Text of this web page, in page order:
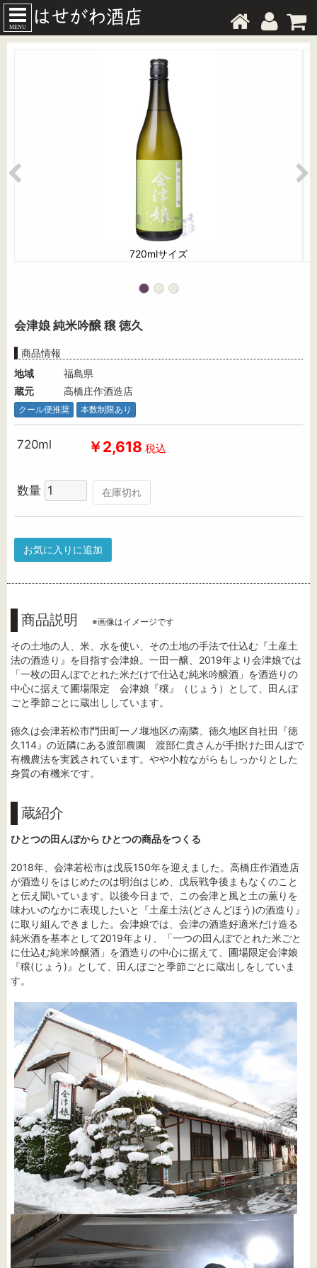
MENU
720mlサイズ
会津娘 純米吟醸 穣 徳久
商品情報
地域
福島県
蔵元
高橋庄作酒造店
クール便推奨 本数制限あり
720ml ￥2,618 税込
数量 在庫切れ
お気に入りに追加
商品説明 ※画像はイメージです
その土地の人、米、水を使い、その土地の手法で仕込む『土産土
法の酒造り』を目指す会津娘。一田一醸、2019年より会津娘では
「一枚の田んぼでとれた米だけで仕込む純米吟醸酒」を酒造りの
中心に据えて圃場限定 会津娘『穣』（じょう）として、田んぼ
ごと季節ごとに蔵出ししています。
徳久は会津若松市門田町一ノ堰地区の南隣、徳久地区自社田『徳
久114』の近隣にある渡部農園 渡部仁貴さんが手掛けた田んぼで
有機農法を実践されています。やや小粒ながらもしっかりとした
身質の有機米です。
蔵紹介
ひとつの田んぼから ひとつの商品をつくる
2018年、会津若松市は戊辰150年を迎えました。高橋庄作酒造店
が酒造りをはじめたのは明治はじめ、戊辰戦争後まもなくのこと
と伝え聞いています。以後今日まで、この会津と風と土の薫りを
味わいのなかに表現したいと『土産土法(どさんどほう)の酒造り』
に取り組んできました。会津娘では、会津の酒造好適米だけ造る
純米酒を基本として2019年より、「一つの田んぼでとれた米ごと
に仕込む純米吟醸酒」を酒造りの中心に据えて、圃場限定会津娘
『穣(じょう)』として、田んぼごと季節ごとに蔵出しをしていま
す。